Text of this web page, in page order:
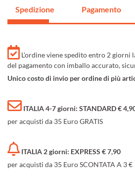
Spedizione Pagamento
L'ordine viene spedito entro 2 giorni
del pagamento con imballo accurato,
Unico costo di invio per ordine di più
ITALIA 4-7 giorni: STANDARD €
per acquisti da 35 Euro GRATIS
ITALIA 2 giorni: EXPRESS € 7,90
per acquisti da 35 Euro SCONTATA A 3 €